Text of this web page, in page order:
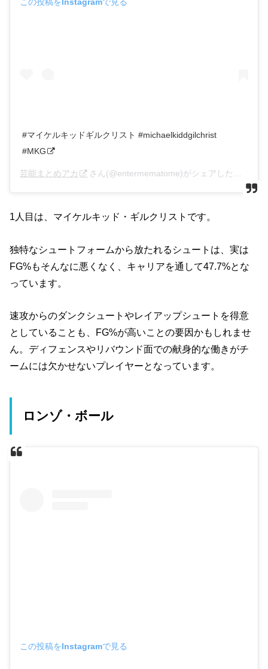
この投稿をInstagramで見る
#マイケルキッドギルクリスト #michaelkiddgilchrist
#MKG
芸能まとめアカ さん(@entermematome)がシェアした投稿 –
1人目は、マイケルキッド・ギルクリストです。
独特なシュートフォームから放たれるシュートは、実は
FG%もそんなに悪くなく、キャリアを通して47.7%とな
っています。
速攻からのダンクシュートやレイアップシュートを得意
としていることも、FG%が高いことの要因かもしれませ
ん。ディフェンスやリバウンド面での献身的な働きがチ
ームには欠かせないプレイヤーとなっています。
ロンゾ・ボール
この投稿をInstagramで見る